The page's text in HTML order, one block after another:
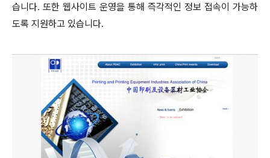
습니다. 또한 웹사이트 운영을 통해 즉각적인 정보 접속이 가능하
도록 지원하고 있습니다.